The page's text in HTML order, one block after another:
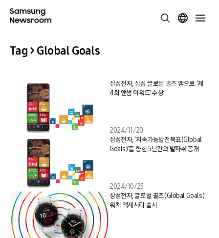
Tag > Global Goals
삼성전자, 삼성 글로벌 골즈 앱으로 ‘제
4회 앤썸 어워드’ 수상
2024/11/20
삼성전자, ‘지속가능발전목표(Global
Goals)’를 향한 5년간의 발자취 공개
2024/10/25
삼성전자, 글로벌 골즈(Global Goals)
워치 액세서리 출시